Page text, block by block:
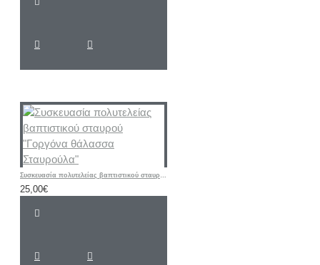
Συσκευασία πολυτελείας βαπτιστικού σταυρού "Γοργόνα θάλασσα Σταυρούλα"
25,00€